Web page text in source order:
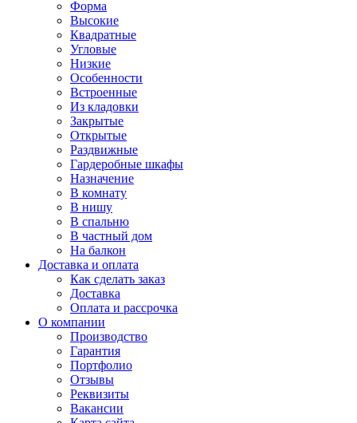
Форма
Высокие
Квадратные
Угловые
Низкие
Особенности
Встроенные
Из кладовки
Закрытые
Открытые
Раздвижные
Гардеробные шкафы
Назначение
В комнату
В нишу
В спальню
В частный дом
На балкон
Доставка и оплата
Как сделать заказ
Доставка
Оплата и рассрочка
О компании
Производство
Гарантия
Портфолио
Отзывы
Реквизиты
Вакансии